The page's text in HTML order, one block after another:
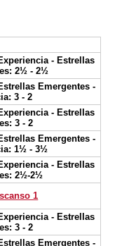
- Estrellas
2½ - 2½
Emergentes -
3 - 2
- Estrellas
3 - 2
Emergentes -
1½ - 3½
- Estrellas
2½-2½
1
- Estrellas
3 - 2
Emergentes -